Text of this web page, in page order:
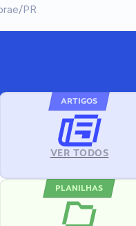
ARTIGOS
VER TODOS
PLANILHAS